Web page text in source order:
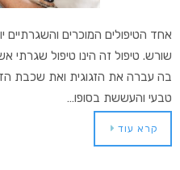
אחד הטיפולים המוכרים והשגרתיים
שורש. טיפול זה הינו טיפול
בה עברה את הזגוגית ואת שכבת
טבעי והעששת בסופו…
קרא עוד